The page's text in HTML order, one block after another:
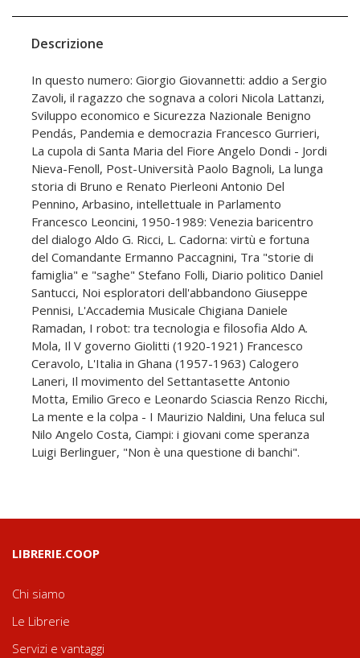
Descrizione
In questo numero: Giorgio Giovannetti: addio a Sergio
Zavoli, il ragazzo che sognava a colori Nicola Lattanzi,
Sviluppo economico e Sicurezza Nazionale Benigno
Pendás, Pandemia e democrazia Francesco Gurrieri,
La cupola di Santa Maria del Fiore Angelo Dondi - Jordi
Nieva-Fenoll, Post-Università Paolo Bagnoli, La lunga
storia di Bruno e Renato Pierleoni Antonio Del
Pennino, Arbasino, intellettuale in Parlamento
Francesco Leoncini, 1950-1989: Venezia baricentro
del dialogo Aldo G. Ricci, L. Cadorna: virtù e fortuna
del Comandante Ermanno Paccagnini, Tra "storie di
famiglia" e "saghe" Stefano Folli, Diario politico Daniel
Santucci, Noi esploratori dell'abbandono Giuseppe
Pennisi, L'Accademia Musicale Chigiana Daniele
Ramadan, I robot: tra tecnologia e filosofia Aldo A.
Mola, Il V governo Giolitti (1920-1921) Francesco
Ceravolo, L'Italia in Ghana (1957-1963) Calogero
Laneri, Il movimento del Settantasette Antonio
Motta, Emilio Greco e Leonardo Sciascia Renzo Ricchi,
La mente e la colpa - I Maurizio Naldini, Una feluca sul
Nilo Angelo Costa, Ciampi: i giovani come speranza
Luigi Berlinguer, "Non è una questione di banchi".
LIBRERIE.COOP
Chi siamo
Le Librerie
Servizi e vantaggi